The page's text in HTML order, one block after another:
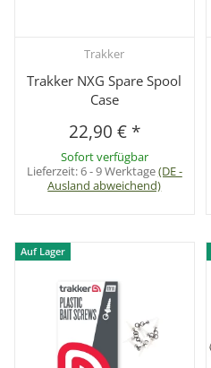
Trakker
Trakker NXG Spare Spool
Case
22,90 € *
Sofort verfügbar
Lieferzeit:6 - 9 Werktage(DE -
Ausland abweichend)
Auf Lager